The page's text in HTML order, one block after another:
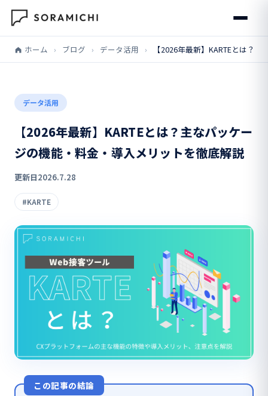
ホーム › ブログ › データ活用 › 【2026年最新】KARTEとは？
データ活用
【2026年最新】KARTEとは？主なパッケー
ジの機能・料金・導入メリットを徹底解説
更新日2026.7.28
#KARTE
この記事の結論